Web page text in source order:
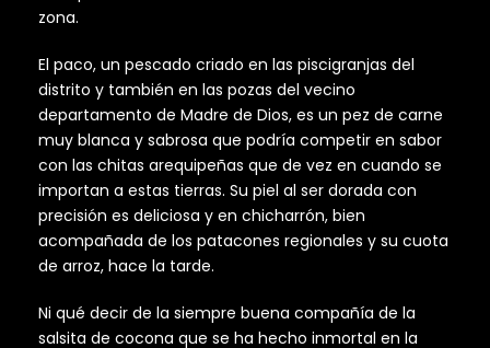
zona.
El paco, un pescado criado en las piscigranjas del
distrito y también en las pozas del vecino
departamento de Madre de Dios, es un pez de carne
muy blanca y sabrosa que podría competir en sabor
con las chitas arequipeñas que de vez en cuando se
importan a estas tierras. Su piel al ser dorada con
precisión es deliciosa y en chicharrón, bien
acompañada de los patacones regionales y su cuota
de arroz, hace la tarde.
Ni qué decir de la siempre buena compañía de la
salsita de cocona que se ha hecho inmortal en la